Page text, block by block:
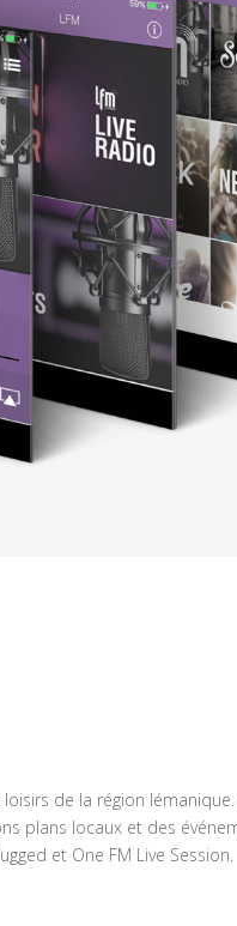
loisirs de la région
plans locaux et des
et One FM Live Session.